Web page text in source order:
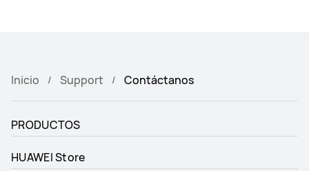
Inicio Support Contáctanos
PRODUCTOS
HUAWEI Store